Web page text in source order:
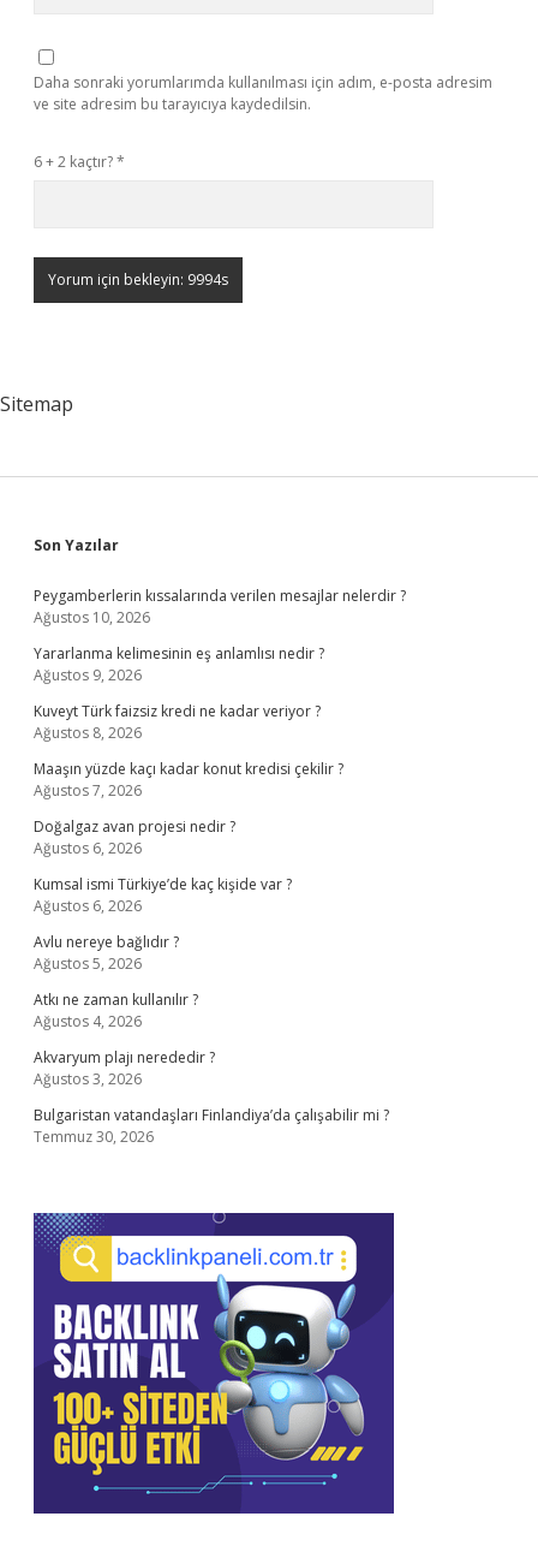
Daha sonraki yorumlarımda kullanılması için adım, e-posta adresim
ve site adresim bu tarayıcıya kaydedilsin.
6 + 2 kaçtır?*
Sitemap
Sidebar
Son Yazılar
Peygamberlerin kıssalarında verilen mesajlar nelerdir ?
Ağustos 10, 2026
Yararlanma kelimesinin eş anlamlısı nedir ?
Ağustos 9, 2026
Kuveyt Türk faizsiz kredi ne kadar veriyor ?
Ağustos 8, 2026
Maaşın yüzde kaçı kadar konut kredisi çekilir ?
Ağustos 7, 2026
Doğalgaz avan projesi nedir ?
Ağustos 6, 2026
Kumsal ismi Türkiye’de kaç kişide var ?
Ağustos 6, 2026
Avlu nereye bağlıdır ?
Ağustos 5, 2026
Atkı ne zaman kullanılır ?
Ağustos 4, 2026
Akvaryum plajı nerededir ?
Ağustos 3, 2026
Bulgaristan vatandaşları Finlandiya’da çalışabilir mi ?
Temmuz 30, 2026